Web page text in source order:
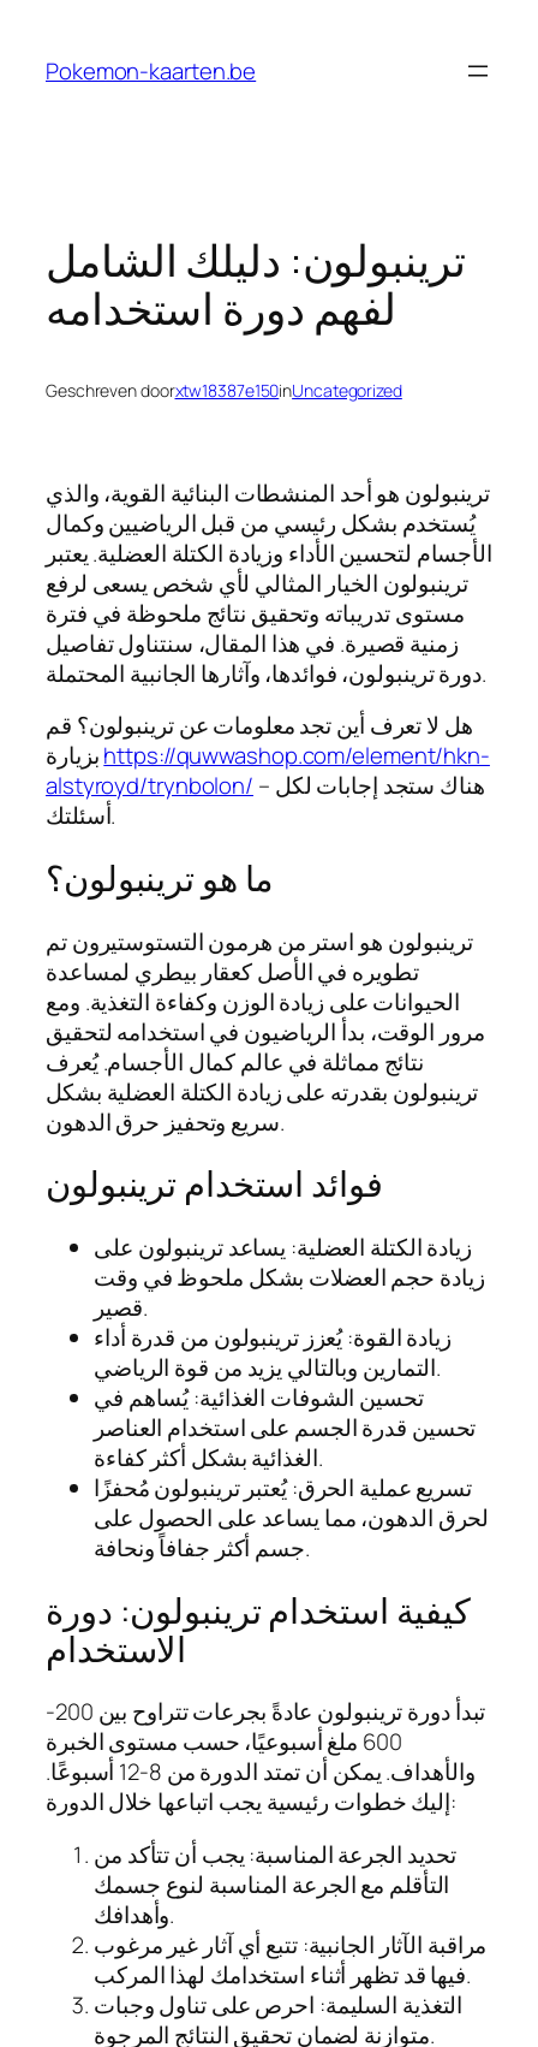
Pokemon-kaarten.be
ترينبولون: دليلك الشامل
لفهم دورة استخدامه
Geschreven doorxtw18387e150inUncategorized
ترينبولون هو أحد المنشطات البنائية القوية، والذي
يُستخدم بشكل رئيسي من قبل الرياضيين وكمال
الأجسام لتحسين الأداء وزيادة الكتلة العضلية. يعتبر
ترينبولون الخيار المثالي لأي شخص يسعى لرفع
مستوى تدريباته وتحقيق نتائج ملحوظة في فترة
زمنية قصيرة. في هذا المقال، سنتناول تفاصيل
دورة ترينبولون، فوائدها، وآثارها الجانبية المحتملة.
هل لا تعرف أين تجد معلومات عن ترينبولون؟ قم
https://quwwashop.com/element/hkn-
alstyroyd/trynbolon/ – هناك ستجد إجابات لكل
أسئلتك.
ما هو ترينبولون؟
ترينبولون هو استر من هرمون التستوستيرون تم
تطويره في الأصل كعقار بيطري لمساعدة
الحيوانات على زيادة الوزن وكفاءة التغذية. ومع
مرور الوقت، بدأ الرياضيون في استخدامه لتحقيق
نتائج مماثلة في عالم كمال الأجسام. يُعرف
ترينبولون بقدرته على زيادة الكتلة العضلية بشكل
سريع وتحفيز حرق الدهون.
فوائد استخدام ترينبولون
زيادة الكتلة العضلية: يساعد ترينبولون على
زيادة حجم العضلات بشكل ملحوظ في وقت
قصير.
زيادة القوة: يُعزز ترينبولون من قدرة أداء
التمارين وبالتالي يزيد من قوة الرياضي.
تحسين الشوفات الغذائية: يُساهم في
تحسين قدرة الجسم على استخدام العناصر
الغذائية بشكل أكثر كفاءة.
تسريع عملية الحرق: يُعتبر ترينبولون مُحفزًا
لحرق الدهون، مما يساعد على الحصول على
جسم أكثر جفافاً ونحافة.
كيفية استخدام ترينبولون: دورة
الاستخدام
تبدأ دورة ترينبولون عادةً بجرعات تتراوح بين 200-
600 ملغ أسبوعيًا، حسب مستوى الخبرة
والأهداف. يمكن أن تمتد الدورة من 8-12 أسبوعًا.
إليك خطوات رئيسية يجب اتباعها خلال الدورة:
تحديد الجرعة المناسبة: يجب أن تتأكد من
التأقلم مع الجرعة المناسبة لنوع جسمك
وأهدافك.
مراقبة الآثار الجانبية: تتبع أي آثار غير مرغوب
فيها قد تظهر أثناء استخدامك لهذا المركب.
التغذية السليمة: احرص على تناول وجبات
متوازنة لضمان تحقيق النتائج المرجوة.